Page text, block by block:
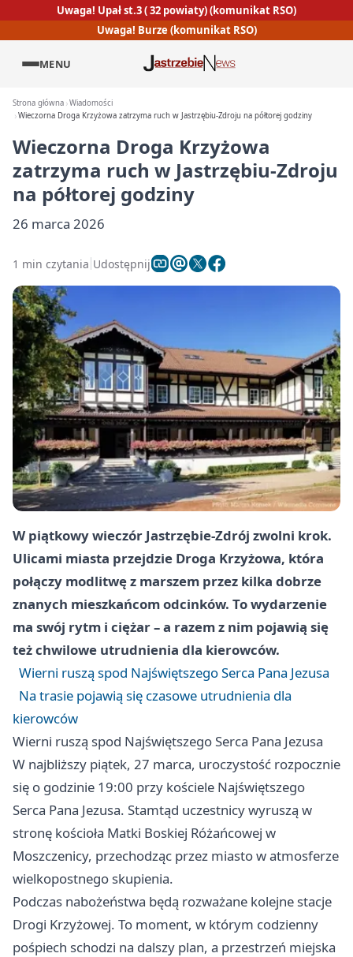
Uwaga! Upał st.3 ( 32 powiaty) (komunikat RSO)
Uwaga! Burze (komunikat RSO)
MENU
Strona główna Wiadomości
Wieczorna Droga Krzyżowa zatrzyma ruch w Jastrzębiu-Zdroju na półtorej godziny
Wieczorna Droga Krzyżowa
zatrzyma ruch w Jastrzębiu-Zdroju
na półtorej godziny
26 marca 2026
1 min czytania Udostępnij
W piątkowy wieczór Jastrzębie-Zdrój zwolni krok.
Ulicami miasta przejdzie Droga Krzyżowa, która
połączy modlitwę z marszem przez kilka dobrze
znanych mieszkańcom odcinków. To wydarzenie
ma swój rytm i ciężar – a razem z nim pojawią się
też chwilowe utrudnienia dla kierowców.
Wierni ruszą spod Najświętszego Serca Pana Jezusa
Na trasie pojawią się czasowe utrudnienia dla
kierowców
Wierni ruszą spod Najświętszego Serca Pana Jezusa
W najbliższy piątek, 27 marca, uroczystość rozpocznie
się o godzinie 19:00 przy kościele Najświętszego
Serca Pana Jezusa. Stamtąd uczestnicy wyruszą w
stronę kościoła Matki Boskiej Różańcowej w
Moszczenicy, przechodząc przez miasto w atmosferze
wielkopostnego skupienia.
Podczas nabożeństwa będą rozważane kolejne stacje
Drogi Krzyżowej. To moment, w którym codzienny
pośpiech schodzi na dalszy plan, a przestrzeń miejska